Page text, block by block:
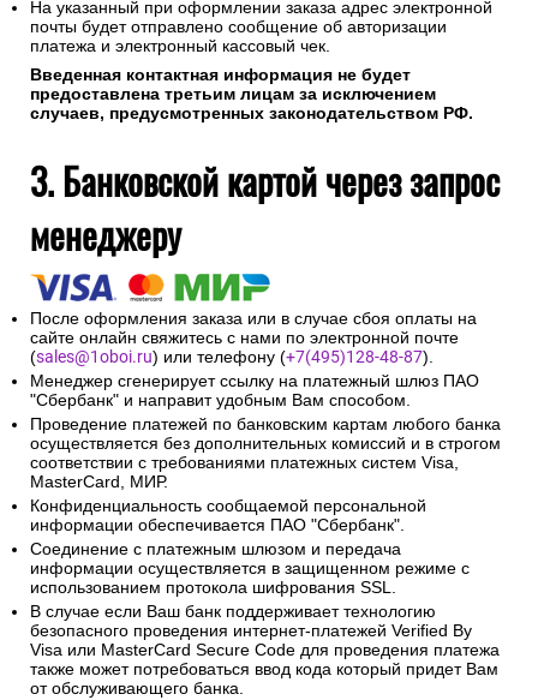
На указанный при оформлении заказа адрес электронной
почты будет отправлено сообщение об авторизации
платежа и электронный кассовый чек.
Введенная контактная информация не будет
предоставлена третьим лицам за исключением
случаев, предусмотренных законодательством РФ.
3. Банковской картой через запрос
менеджеру
После оформления заказа или в случае сбоя оплаты на
сайте онлайн свяжитесь с нами по электронной почте
(sales@1oboi.ru) или телефону (+7(495)128-48-87).
Менеджер сгенерирует ссылку на платежный шлюз ПАО
"Сбербанк" и направит удобным Вам способом.
Проведение платежей по банковским картам любого банка
осуществляется без дополнительных комиссий и в строгом
соответствии с требованиями платежных систем Visa,
MasterCard, МИР.
Конфиденциальность сообщаемой персональной
информации обеспечивается ПАО "Сбербанк".
Соединение с платежным шлюзом и передача
информации осуществляется в защищенном режиме с
использованием протокола шифрования SSL.
В случае если Ваш банк поддерживает технологию
безопасного проведения интернет-платежей Verified By
Visa или MasterCard Secure Code для проведения платежа
также может потребоваться ввод кода который придет Вам
от обслуживающего банка.